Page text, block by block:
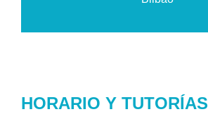
HORARIO Y TUTORÍAS